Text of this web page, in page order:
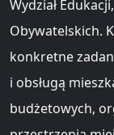
Wydział
Obywatelskich.
konkretne
i obsługą
budżetowych,